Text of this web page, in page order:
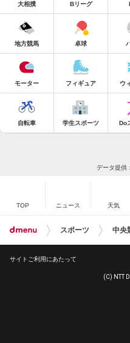
大相撲 Bリーグ
地方競馬 卓球
モーター フィギュア ウ
自転車 学生スポーツ Do
データ提供
TOP ニュース 天気
スポーツ 中央
サイトご利用にあたって
(C) NTT